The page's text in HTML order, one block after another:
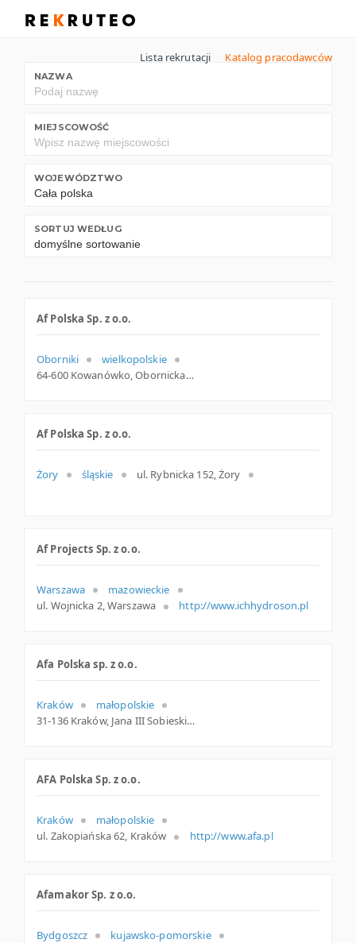
Lista rekrutacji Katalog pracodawców
NAZWA
MIEJSCOWOŚĆ
WOJEWÓDZTWO
SORTUJ WEDŁUG
Af Polska Sp. z o.o.
Oborniki
wielkopolskie
64-600 Kowanówko, Obornicka 2, woj. Wielkopolskie, pow. Obornicki, gm. Oborniki
Af Polska Sp. z o.o.
Żory śląskie ul. Rybnicka 152, Żory
Af Projects Sp. z o.o.
Warszawa
mazowieckie
ul. Wojnicka 2, Warszawa
http://www.ichhydroson.pl
Afa Polska sp. z o.o.
Kraków
małopolskie
31-136 Kraków, Jana III Sobieskiego 5/9, małopolskie
AFA Polska Sp. z o.o.
Kraków
małopolskie
ul. Zakopiańska 62, Kraków
http://www.afa.pl
Afamakor Sp. z o.o.
Bydgoszcz
kujawsko-pomorskie